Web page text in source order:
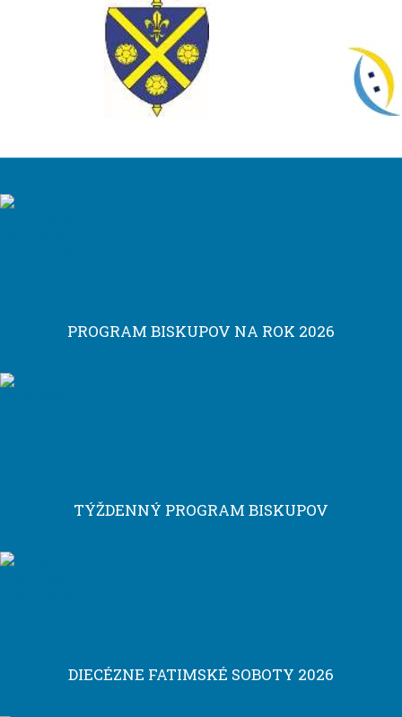
PROGRAM BISKUPOV NA ROK 2026
TÝŽDENNÝ PROGRAM BISKUPOV
DIECÉZNE FATIMSKÉ SOBOTY 2026